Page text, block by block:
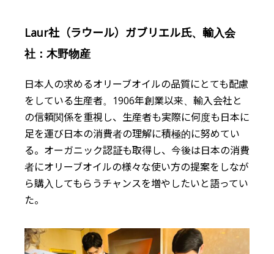
Laur社（ラウール）ガブリエル氏、輸入会
社：木野物産
日本人の求めるオリーブオイルの品質にとても配慮
をしている生産者。1906年創業以来、輸入会社と
の信頼関係を重視し、生産者も実際に何度も日本に
足を運び日本の消費者の理解に積極的に努めてい
る。オーガニック認証も取得し、今後は日本の消費
者にオリーブオイルの様々な使い方の提案をしなが
ら購入してもらうチャンスを増やしたいと語ってい
た。